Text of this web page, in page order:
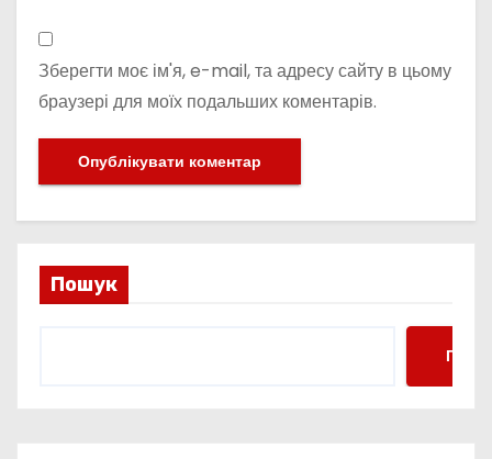
Зберегти моє ім'я, e-mail, та адресу сайту в цьому
браузері для моїх подальших коментарів.
Пошук